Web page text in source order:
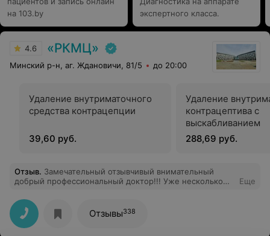
на 103.by
экспертного класса.
4.6 «РКМЦ»
Минский р-н, аг. Ждановичи, 81/5 до 20:00
Удаление внутриматочного
средства контрацепции
39,60 руб.
Удаление
контрацептива с
выскабливанием
288,69 руб.
Отзыв. Замечательный отзывчивый внимательный
добрый профессиональный доктор!!! Уже несколько
рекомендую. Ничего лишнего, лишних обследований,
всегда понятно объяснит, с любым вопросом и
проблемой внимательно поможет, расскажет,
направит. Крепкого ей здоровья и спасибо миру, что
Еще
Отзывы338